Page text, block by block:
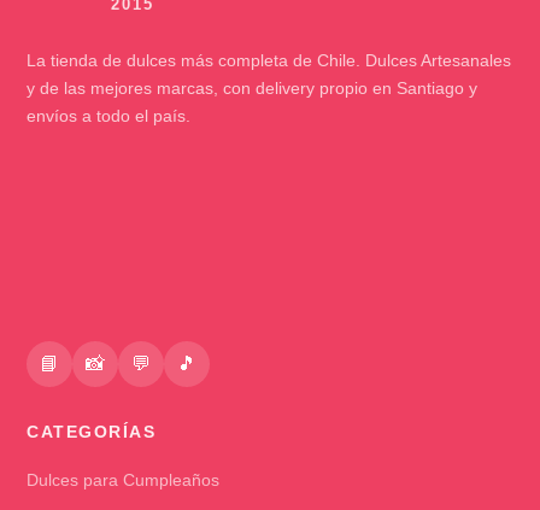
La tienda de dulces más completa de Chile. Dulces Artesanales
y de las mejores marcas, con delivery propio en Santiago y
envíos a todo el país.
📘 📸 💬 🎵
CATEGORÍAS
Dulces para Cumpleaños